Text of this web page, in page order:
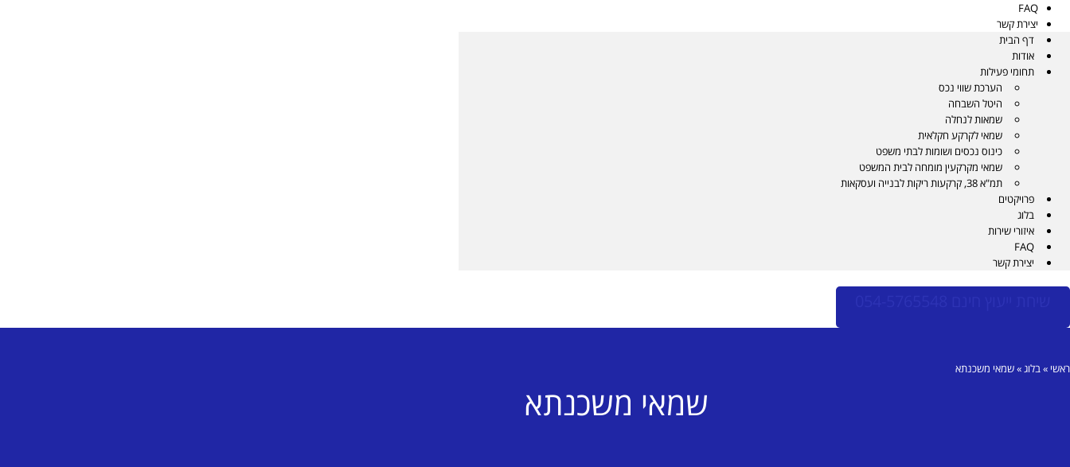
FAQ
יצירת קשר
דף הבית
אודות
תחומי פעילות
הערכת שווי נכס
היטל השבחה
שמאות לנחלה
שמאי לקרקע חקלאית
כינוס נכסים ושומות לבתי משפט
שמאי מקרקעין מומחה לבית המשפט
תמ"א 38, קרקעות ריקות לבנייה ועסקאות
פרויקטים
בלוג
איזורי שירות
FAQ
יצירת קשר
ראשי »בלוג»שמאי משכנתא
שמאי משכנתא